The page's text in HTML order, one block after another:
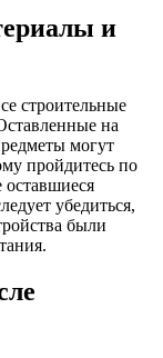
и
строительные
на
могут
пройдитесь по
оставшиеся
убедиться,
были